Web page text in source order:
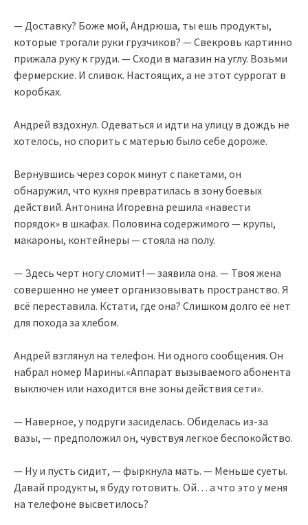
— Доставку? Боже мой, Андрюша, ты ешь продукты,
которые трогали руки грузчиков? — Свекровь картинно
прижала руку к груди. — Сходи в магазин на углу. Возьми
фермерские. И сливок. Настоящих, а не этот суррогат в
коробках.
Андрей вздохнул. Одеваться и идти на улицу в дождь не
хотелось, но спорить с матерью было себе дороже.
Вернувшись через сорок минут с пакетами, он
обнаружил, что кухня превратилась в зону боевых
действий. Антонина Игоревна решила «навести
порядок» в шкафах. Половина содержимого — крупы,
макароны, контейнеры — стояла на полу.
— Здесь черт ногу сломит! — заявила она. — Твоя жена
совершенно не умеет организовывать пространство. Я
всё переставила. Кстати, где она? Слишком долго её нет
для похода за хлебом.
Андрей взглянул на телефон. Ни одного сообщения. Он
набрал номер Марины.«Аппарат вызываемого абонента
выключен или находится вне зоны действия сети».
— Наверное, у подруги засиделась. Обиделась из-за
вазы, — предположил он, чувствуя легкое беспокойство.
— Ну и пусть сидит, — фыркнула мать. — Меньше суеты.
Давай продукты, я буду готовить. Ой… а что это у меня
на телефоне высветилось?